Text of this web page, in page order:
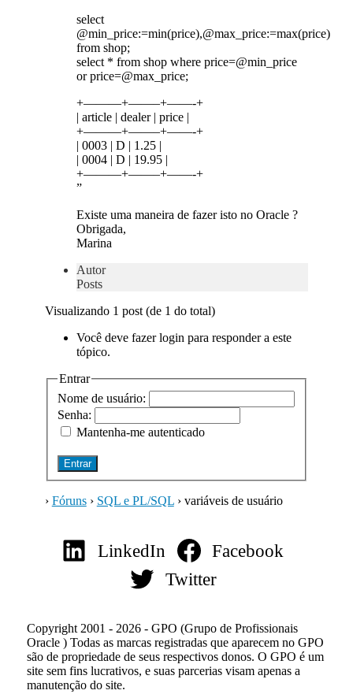
select
@min_price:=min(price),@max_price:=max(price)
from shop;
select * from shop where price=@min_price
or price=@max_price;
+———+——–+——-+
| article | dealer | price |
+———+——–+——-+
| 0003 | D | 1.25 |
| 0004 | D | 19.95 |
+———+——–+——-+
”
Existe uma maneira de fazer isto no Oracle ?
Obrigada,
Marina
Autor
Posts
Visualizando 1 post (de 1 do total)
Você deve fazer login para responder a este
tópico.
Entrar
Nome de usuário:
Senha:
Mantenha-me autenticado
Entrar
› Fóruns › SQL e PL/SQL › variáveis de usuário
LinkedIn
Facebook
Twitter
Copyright 2001 - 2026 - GPO (Grupo de Profissionais
Oracle ) Todas as marcas registradas que aparecem no GPO
são de propriedade de seus respectivos donos. O GPO é um
site sem fins lucrativos, e suas parcerias visam apenas a
manutenção do site.